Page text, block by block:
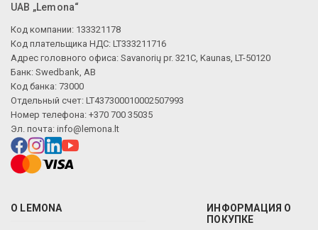
UAB „Lemona“
Код компании: 133321178
Код плательщика НДС: LT333211716
Адрес головного офиса: Savanorių pr. 321C, Kaunas, LT-50120
Банк: Swedbank, AB
Код банка: 73000
Отдельный счет: LT437300010002507993
Номер телефона: +370 700 35035
Эл. почта: info@lemona.lt
О LEMONA
ИНФОРМАЦИЯ О
ПОКУПКЕ